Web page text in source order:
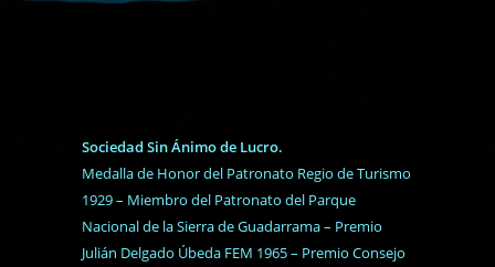
Sociedad Sin Ánimo de Lucro.
Medalla de Honor del Patronato Regio de Turismo
1929 – Miembro del Patronato del Parque
Nacional de la Sierra de Guadarrama – Premio
Julián Delgado Úbeda FEM 1965 – Premio Consejo